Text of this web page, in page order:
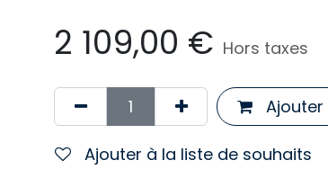
2 109,00 € Hors taxes
Ajouter à la liste de souhaits